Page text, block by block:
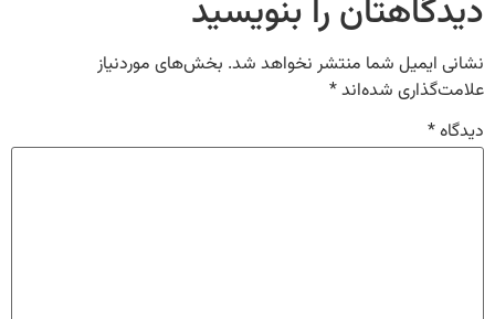
دیدگاهتان را بنویسید
نشانی ایمیل شما منتشر نخواهد شد. بخش‌های موردنیاز
علامت‌گذاری شده‌اند*
دیدگاه*